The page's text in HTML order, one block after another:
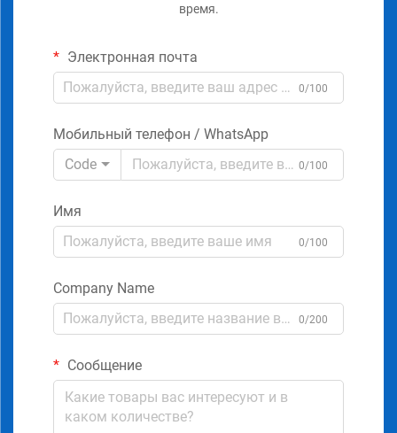
время.
Электронная почта
0/100
Мобильный телефон / WhatsApp
Code
0/100
Имя
0/100
Company Name
0/200
Сообщение